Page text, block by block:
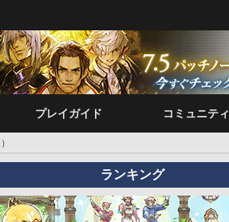
プレイガイド コミュニティ
ランキング